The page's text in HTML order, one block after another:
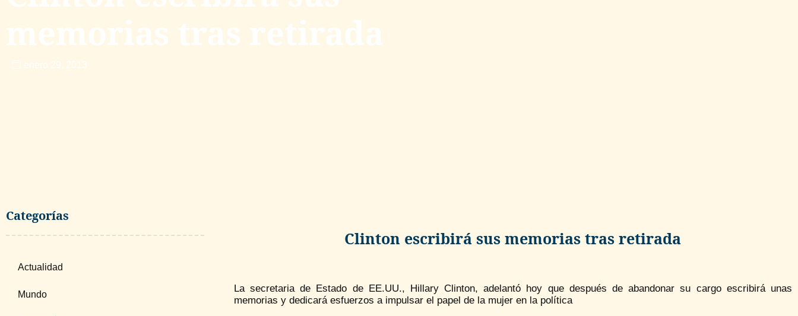
memorias tras retirada
enero 29, 2013
Categorías
Actualidad
Mundo
Clinton escribirá sus memorias tras retirada
La secretaria de Estado de EE.UU., Hillary Clinton, adelantó hoy que después de abandonar su cargo escribirá unas
memorias y dedicará esfuerzos a impulsar el papel de la mujer en la política